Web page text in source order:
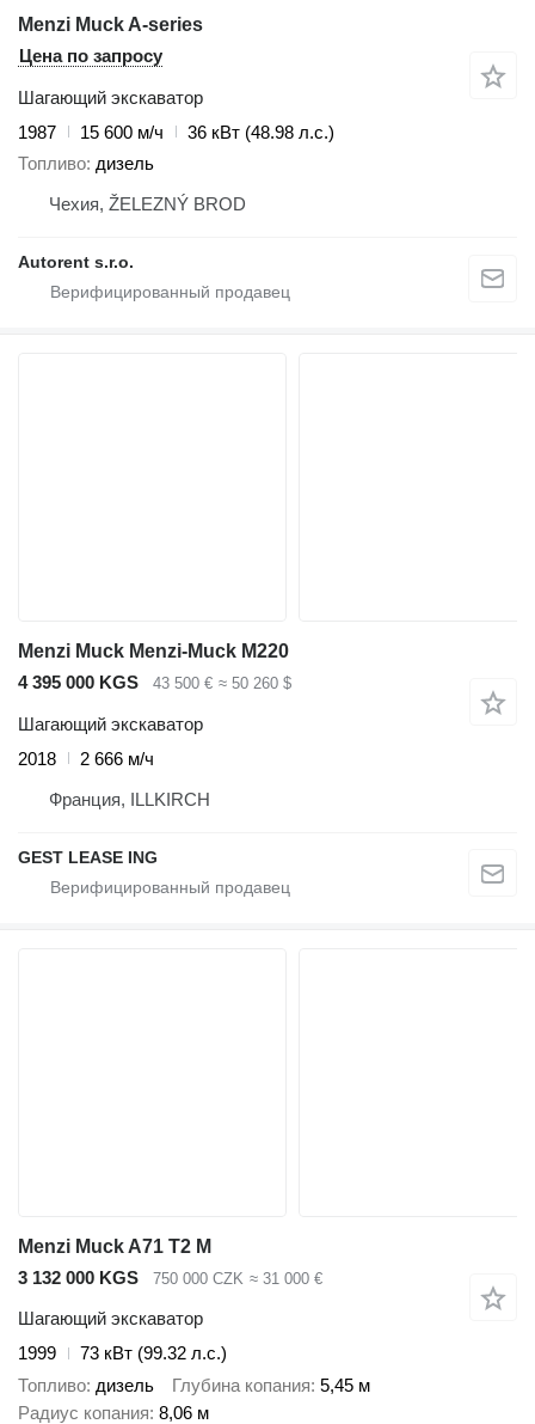
Menzi Muck A-series
Цена по запросу
Шагающий экскаватор
1987
15 600 м/ч
36 кВт (48.98 л.с.)
Топливо дизель
Чехия, ŽELEZNÝ BROD
Autorent s.r.o.
Menzi Muck Menzi-Muck M220
4 395 000 KGS
43 500 € ≈ 50 260 $
Шагающий экскаватор
2018
2 666 м/ч
Франция, ILLKIRCH
GEST LEASE ING
Menzi Muck A71 T2 M
3 132 000 KGS
750 000 CZK ≈ 31 000 €
Шагающий экскаватор
1999
73 кВт (99.32 л.с.)
Топливо дизель Глубина копания 5,45 м
Радиус копания 8,06 м